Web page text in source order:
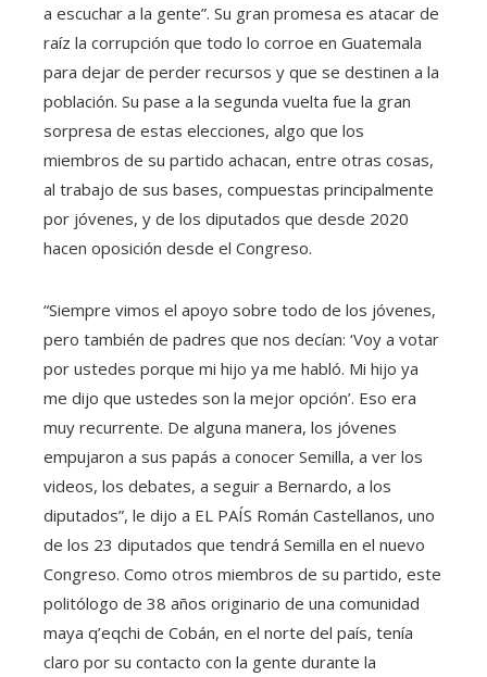
a escuchar a la gente”. Su gran promesa es atacar de
raíz la corrupción que todo lo corroe en Guatemala
para dejar de perder recursos y que se destinen a la
población. Su pase a la segunda vuelta fue la gran
sorpresa de estas elecciones, algo que los
miembros de su partido achacan, entre otras cosas,
al trabajo de sus bases, compuestas principalmente
por jóvenes, y de los diputados que desde 2020
hacen oposición desde el Congreso.
“Siempre vimos el apoyo sobre todo de los jóvenes,
pero también de padres que nos decían: ‘Voy a votar
por ustedes porque mi hijo ya me habló. Mi hijo ya
me dijo que ustedes son la mejor opción’. Eso era
muy recurrente. De alguna manera, los jóvenes
empujaron a sus papás a conocer Semilla, a ver los
videos, los debates, a seguir a Bernardo, a los
diputados”, le dijo a EL PAÍS Román Castellanos, uno
de los 23 diputados que tendrá Semilla en el nuevo
Congreso. Como otros miembros de su partido, este
politólogo de 38 años originario de una comunidad
maya q’eqchi de Cobán, en el norte del país, tenía
claro por su contacto con la gente durante la